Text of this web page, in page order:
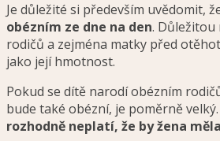
Je důležité si především uvědomit,
obézním ze dne na den. Důležitou
rodičů a zejména matky před
jako její hmotnost.
Pokud se dítě narodí obézním
bude také obézní, je poměrně velký.
rozhodně neplatí, že by žena